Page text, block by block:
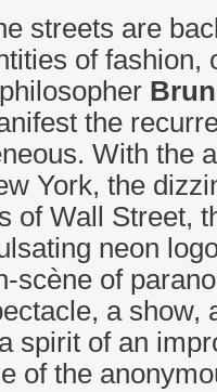
streets are
of fashion,
the
With the
York, the
of Wall Street,
neon
scène of
a show,
spirit of an
of the